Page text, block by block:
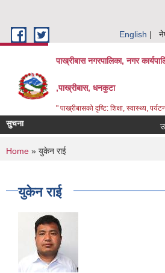
English
पाख्रीबास नगरपालिका, नगर
,पाख्रीबास, धनकुटा
" पाख्रीबासको दृष्टि: शिक्षा, स्वास्थ्य,
सुचना
You are here
Home » युकेन राई
युकेन राई